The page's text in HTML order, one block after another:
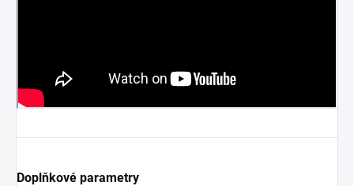
Doplňkové parametry